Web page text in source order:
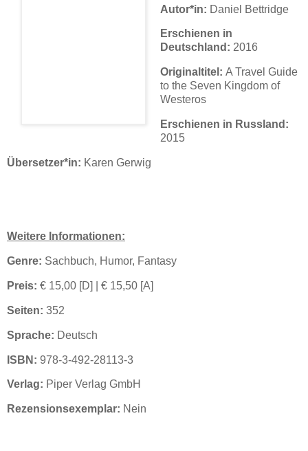
Autor*in: Daniel Bettridge
Erschienen in
Deutschland: 2016
Originaltitel: A Travel Guide
to the Seven Kingdom of
Westeros
Erschienen in Russland:
2015
Übersetzer*in: Karen Gerwig
Weitere Informationen:
Genre: Sachbuch, Humor, Fantasy
Preis: € 15,00 [D] | € 15,50 [A]
Seiten: 352
Sprache: Deutsch
ISBN: 978-3-492-28113-3
Verlag: Piper Verlag GmbH
Rezensionsexemplar: Nein